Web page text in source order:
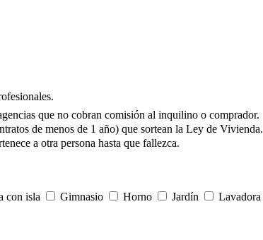
que no cobran comisión al inquilino o comprador.
de menos de 1 año) que sortean la Ley de Vivienda.
a otra persona hasta que fallezca.
con isla Gimnasio Horno Jardín Lavadora